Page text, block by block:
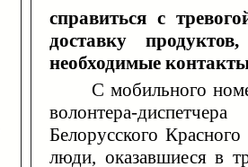
справиться с
доставку
необходимые
С мобильного
волонтера-
Белорусского
люди, оказавшиеся в